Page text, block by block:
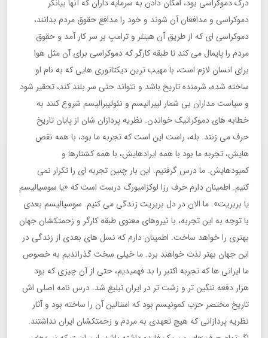
درک دموکراسی بود، امکان دادن به سرمایه داران که آنها بیانگر
دموکراسی و مدافعان آن شوند و خود را مدافع حقوق مردم بدانند،
دموکراسی ای که از طریق آن هیتلر و ترامپ بر سر کار آمد و حقوق
مردم را پایمال می کند تا طبقه کارگر که دموکراسی برای آن مثل هوا
برای انسان لازم است، با مهیب ترین دیکتاتوری هایی که به نام او
ساخته شده، شرمنده تاریخ باشد و نتواند حتی سر بلند کند، تحقیر شود
و سیاست مداران بی شمار لیبرالیسم و نئولیبرالیسم شروع کنند به
خطابه های دموکراتیک خواندن. نظریه پردازان شان از پایان تاریخ
حرف می زنند. بله، راست این است که تجربه ما بود، با همه نقص
هایش، تجربه ما بود با همه ایرادهایش، با همه کشتارها و
کمبودهایش. ما درس گرفتیم. این بار چنین تجربه ای را تکرار نمی
کنیم. اطمینان دارم حرف رزا لوکزامبورگ درست است که «یا سوسیالیسم
یا بربریت». ما الان در دل بربریت زندگی می کنیم. سوسیالیسم بعدی
با توجه به این تجربه، با نیروهای معنوی طبقه کارگر و زحمتکشان جهان
بهتری را خواهد ساخت. اطمینان دارم که نسل های بعدی از زندگی در
این جهان بهتر لذت خواهند برد. ما خیلی سخت گذراندیم به خصوص
ما ایرانی ها که تجربه اکتبر را بد فهمیدیم، حتی از آن چیزی که بود
هزار دفعه ننگین تر و زشت تر در ایران تبلیغ شد. درس نامه اصلی اش
تاریخ مختصر حزب کمونیسم بود که استالین آن را ساخته بود و آثار
نظریه پردازانی که هیچ تعهدی به مردم و زحمتکشان ایران نداشتند.